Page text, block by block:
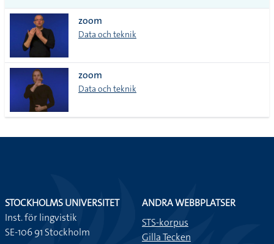
alla i
lista
zoom
Data och teknik
zoom
Data och teknik
STOCKHOLMS UNIVERSITET
Inst. för lingvistik
SE-106 91 Stockholm
ANDRA WEBBPLATSER
STS-korpus
Gilla Tecken